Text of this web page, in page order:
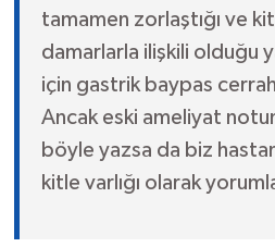
tamamen zorlaştığı ve
damarlarla ilişkili olduğu
için gastrik baypas
Ancak eski ameliyat
böyle yazsa da biz
kitle varlığı olarak